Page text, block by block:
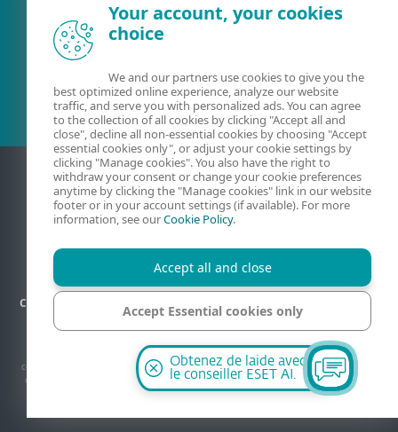
Contact Informations légales
© 1992-2026 ESET, spol. s r.o. Tous les droits sont réservés. Les marques
commerciales qui y sont utilisées sont des marques commerciales ou des marques
déposées de ESET, spol. s r.o. ou ESET Amérique du Nord. Tous les autres noms et
marques sont des marques déposées de leurs sociétés respectives.
Obtenez de laide avec
le conseiller ESET AI.
Your account, your cookies
choice
We and our partners use cookies to give you the
best optimized online experience, analyze our website
traffic, and serve you with personalized ads. You can agree
to the collection of all cookies by clicking "Accept all and
close", decline all non-essential cookies by choosing "Accept
essential cookies only", or adjust your cookie settings by
clicking "Manage cookies". You also have the right to
withdraw your consent or change your cookie preferences
anytime by clicking the "Manage cookies" link in our website
footer or in your account settings (if available). For more
information, see ourCookie Policy.
Accept all and close
Accept Essential cookies only
Manage cookies